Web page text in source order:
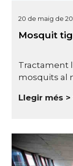
20 de maig de
Mosquit
Tractament
mosquits al
Llegir més >